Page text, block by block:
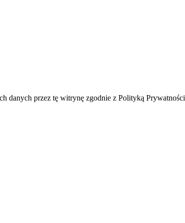
danych przez tę witrynę zgodnie z Polityką